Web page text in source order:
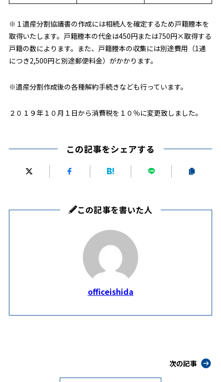
※１遺産分割協議書の作成には相続人を確定するため戸籍謄本を
取得いたします。戸籍謄本の代金は450円または750円×取得する
戸籍の数によります。また、戸籍謄本の収集には別途費用（1通
につき2,500円と別途郵便料金）がかかります。
※遺産分割作成後の各種解約手続きなども行っています。
２０１９年１０月１日から消費税を１０％に変更致しました。
この記事をシェアする
この記事を書いた人
officeishida
次の記事